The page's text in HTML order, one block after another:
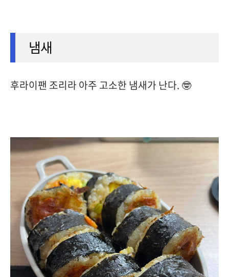
냄새
후라이팬 조리라 아주 고소한 냄새가 난다. 🤓